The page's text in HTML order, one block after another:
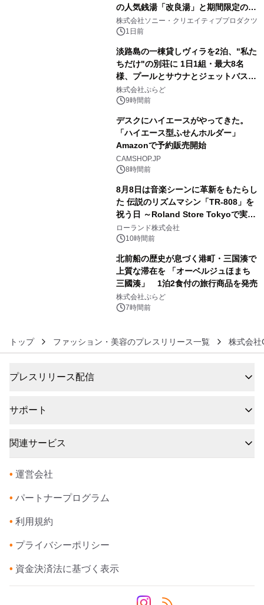
の人気銭湯「改良湯」と期間限定のコ
ラボレーション サウナイキタイコラ
ボグッズも発売決定！
株式会社ソニー・クリエイティブプロダクツ
1日前
淡路島の一棟貸しヴィラを2泊、"私た
ちだけ"の別荘に 1日1組・最大8名
様、プールとサウナとジェットバス付
きで Villa Mon Temps AWAJIの連泊
素泊りプラン
株式会社ぷらど
9時間前
デスクにハイエースがやってきた。
「ハイエース型ふせんホルダー」
Amazonで予約販売開始
CAMSHOP.JP
8時間前
8月8日は音楽シーンに革新をもたらし
た 伝説のリズムマシン「TR-808」を
祝う日 ～Roland Store Tokyoで実機
を展示しての 記念キャンペーンを開
催 英国ラジオ「NTS」の 特別プログ
アーティストを フィーチャーしたアニ
メーションを公開～
ローランド株式会社
10時間前
北前船の歴史が息づく港町・三国湊で
上質な滞在を 「オーベルジュほまち
三國湊」 1泊2食付の旅行商品を発売
株式会社ぷらど
7時間前
トップ ファッション・美容のプレスリリース一覧 株式会社
プレスリリース配信
サポート
関連サービス
• 運営会社
• パートナープログラム
• 利用規約
• プライバシーポリシー
• 資金決済法に基づく表示